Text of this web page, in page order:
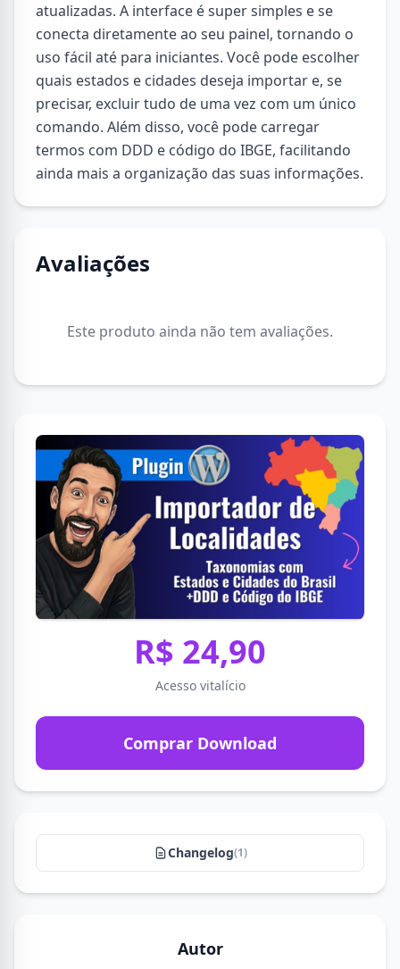
atualizadas. A interface é super simples e se
conecta diretamente ao seu painel, tornando o
uso fácil até para iniciantes. Você pode escolher
quais estados e cidades deseja importar e, se
precisar, excluir tudo de uma vez com um único
comando. Além disso, você pode carregar
termos com DDD e código do IBGE, facilitando
ainda mais a organização das suas informações.
Avaliações
Este produto ainda não tem avaliações.
R$ 24,90
Acesso vitalício
Comprar Download
Changelog(1)
Autor